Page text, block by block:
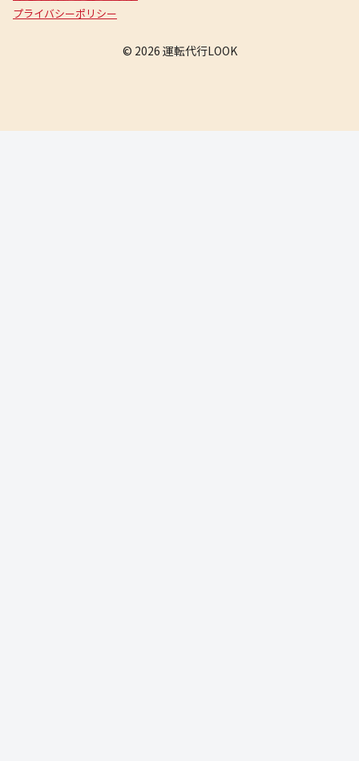
プライバシーポリシー
© 2026 運転代行LOOK